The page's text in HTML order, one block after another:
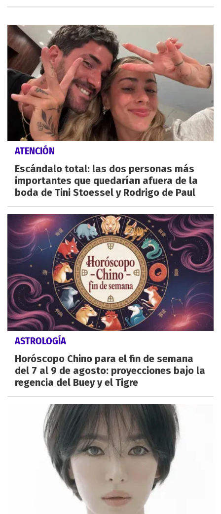
ATENCIÓN
Escándalo total: las dos personas más
importantes que quedarían afuera de la
boda de Tini Stoessel y Rodrigo de Paul
ASTROLOGÍA
Horóscopo Chino para el fin de semana
del 7 al 9 de agosto: proyecciones bajo la
regencia del Buey y el Tigre